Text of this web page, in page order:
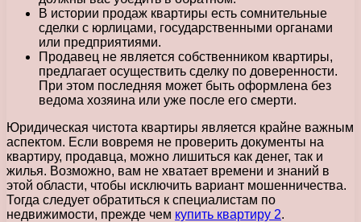
В истории продаж квартиры есть сомнительные
сделки с юрлицами, государственными органами
или предприятиями.
Продавец не является собственником квартиры,
предлагает осуществить сделку по доверенности.
При этом последняя может быть оформлена без
ведома хозяина или уже после его смерти.
Юридическая чистота квартиры является крайне важным
аспектом. Если вовремя не проверить документы на
квартиру, продавца, можно лишиться как денег, так и
жилья. Возможно, вам не хватает времени и знаний в
этой области, чтобы исключить вариант мошенничества.
Тогда следует обратиться к специалистам по
недвижимости, прежде чем купить квартиру 2.